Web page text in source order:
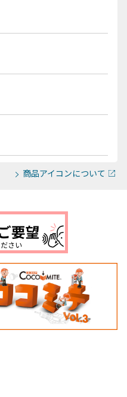
商品アイコンについて